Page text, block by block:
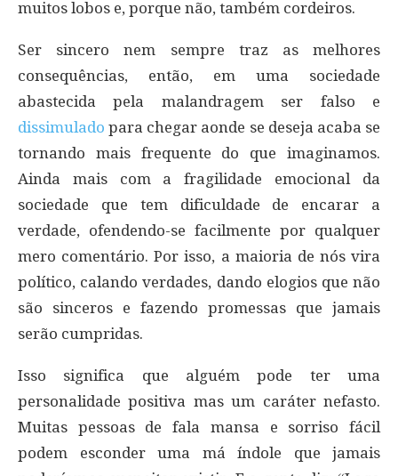
muitos lobos e, porque não, também cordeiros.
Ser sincero nem sempre traz as melhores
consequências, então, em uma sociedade
abastecida pela malandragem ser falso e
dissimulado para chegar aonde se deseja acaba se
tornando mais frequente do que imaginamos.
Ainda mais com a fragilidade emocional da
sociedade que tem dificuldade de encarar a
verdade, ofendendo-se facilmente por qualquer
mero comentário. Por isso, a maioria de nós vira
político, calando verdades, dando elogios que não
são sinceros e fazendo promessas que jamais
serão cumpridas.
Isso significa que alguém pode ter uma
personalidade positiva mas um caráter nefasto.
Muitas pessoas de fala mansa e sorriso fácil
podem esconder uma má índole que jamais